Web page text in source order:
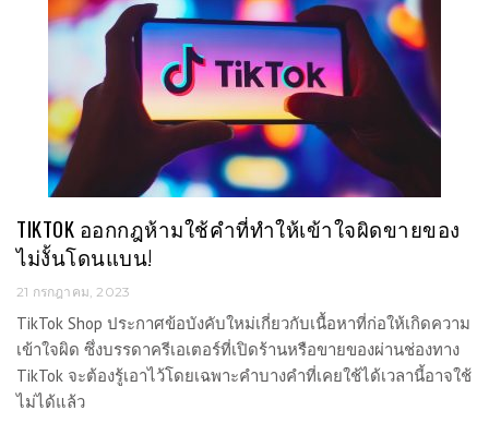
TIKTOK ออกกฎห้ามใช้คำที่ทำให้เข้าใจผิดขายของ
ไม่งั้นโดนแบน!
21 กรกฎาคม, 2023
TikTok Shop ประกาศข้อบังคับใหม่เกี่ยวกับเนื้อหาที่ก่อให้เกิดความ
เข้าใจผิด ซึ่งบรรดาครีเอเตอร์ที่เปิดร้านหรือขายของผ่านช่องทาง
TikTok จะต้องรู้เอาไว้โดยเฉพาะคำบางคำที่เคยใช้ได้เวลานี้อาจใช้
ไม่ได้แล้ว